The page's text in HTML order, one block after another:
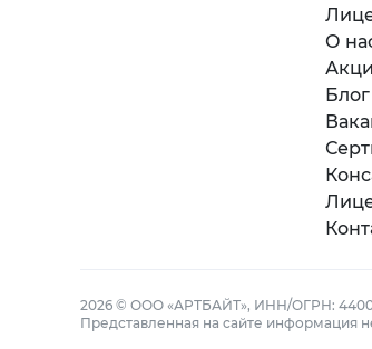
О
Блог
2026 © ООО «АРТБАЙТ», ИНН/ОГРН:
Представленная на сайте информация